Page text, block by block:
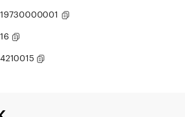
19730000001
16
4210015